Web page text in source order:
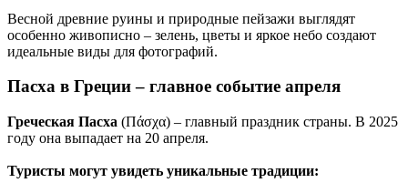
Весной древние руины и природные пейзажи выглядят
особенно живописно – зелень, цветы и яркое небо создают
идеальные виды для фотографий.
Пасха в Греции – главное событие апреля
Греческая Пасха (Πάσχα) – главный праздник страны. В 2025
году она выпадает на 20 апреля.
Туристы могут увидеть уникальные традиции: